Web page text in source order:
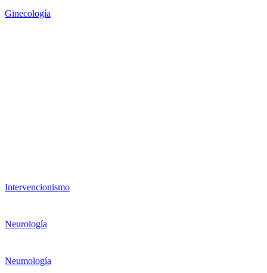
Ginecología
Intervencionismo
Neurología
Neumología